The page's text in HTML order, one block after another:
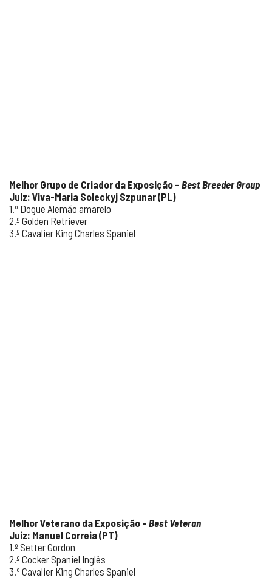
Melhor Grupo de Criador da Exposição – Best Breeder Group
Juiz: Viva-Maria Soleckyj Szpunar (PL)
1.º Dogue Alemão amarelo
2.º Golden Retriever
3.º Cavalier King Charles Spaniel
Melhor Veterano da Exposição – Best Veteran
Juiz: Manuel Correia (PT)
1.º Setter Gordon
2.º Cocker Spaniel Inglês
3.º Cavalier King Charles Spaniel